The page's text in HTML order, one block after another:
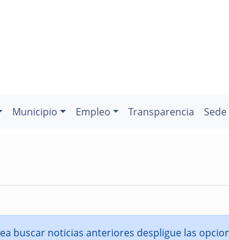
Municipio Empleo Transparencia
buscar noticias anteriores despligue las